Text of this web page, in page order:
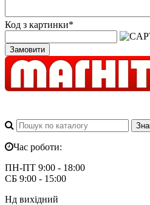
Код з картинки*
Замовити
Час роботи:
ПН-ПТ 9:00 - 18:00
СБ 9:00 - 15:00
Нд вихідний